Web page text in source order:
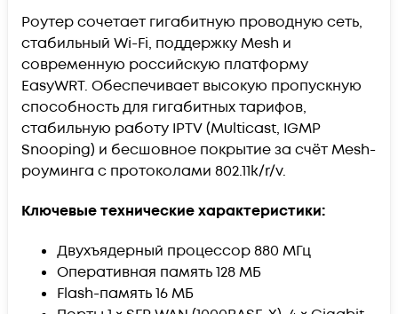
Роутер сочетает гигабитную проводную сеть,
стабильный Wi-Fi, поддержкуMesh и
современную российскую платформу
EasyWRT. Обеспечивает высокую пропускную
способность для гигабитных тарифов,
стабильную работу IPTV (Multicast, IGMP
Snooping) и бесшовное покрытие за счётMesh-
роуминга с протоколами 802.11k/r/v.
Ключевые технические характеристики:
Двухъядерный процессор 880 МГц
Оперативная память 128 МБ
Flash-память 16 МБ